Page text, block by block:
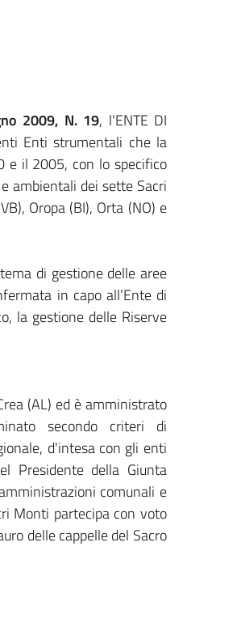
2009, N. 19, l'ENTE DI
Enti strumentali che la
e il 2005, con lo specifico
ambientali dei sette Sacri
Oropa (BI), Orta (NO) e
di gestione delle aree
in capo all’Ente di
la gestione delle Riserve
(AL) ed è amministrato
secondo criteri di
d'intesa con gli enti
Presidente della Giunta
comunali e
Monti partecipa con voto
delle cappelle del Sacro